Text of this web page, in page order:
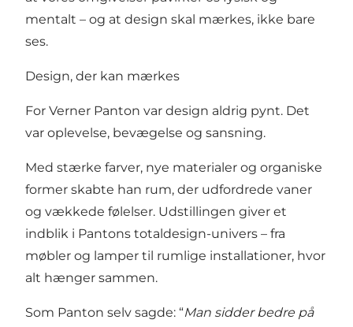
mentalt – og at design skal mærkes, ikke bare
ses.
Design, der kan mærkes
For Verner Panton var design aldrig pynt. Det
var oplevelse, bevægelse og sansning.
Med stærke farver, nye materialer og organiske
former skabte han rum, der udfordrede vaner
og vækkede følelser. Udstillingen giver et
indblik i Pantons totaldesign-univers – fra
møbler og lamper til rumlige installationer, hvor
alt hænger sammen.
Som Panton selv sagde: “Man sidder bedre på